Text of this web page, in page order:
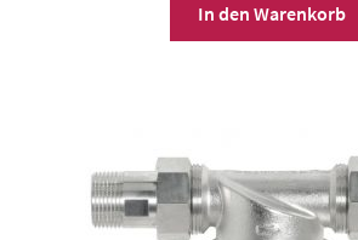
In den Warenkorb